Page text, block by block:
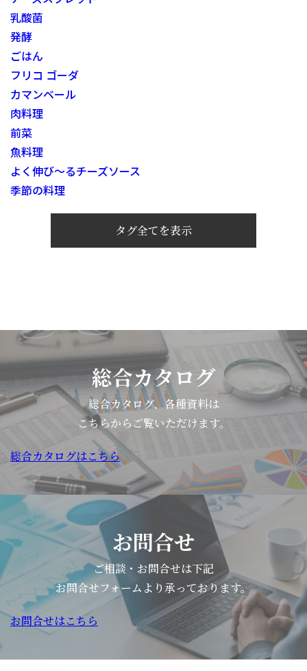
乳酸菌
発酵
ごはん
フリコ ゴーダ
カマンベール
肉料理
前菜
魚料理
よく伸び～るチーズソース
季節の料理
タグ全てを表示
総合カタログ
総合カタログ、各種資料は
こちらからご覧いただけます。
総合カタログはこちら
お問合せ
ご相談・お問合せは下記
お問合せフォームより承っております。
お問合せはこちら